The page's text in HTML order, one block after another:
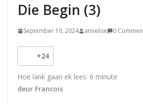
Die Begin (3)
September 10, 2024 annelise 0
+24
Hoe lank gaan ek lees: 6 minute
deur Francois